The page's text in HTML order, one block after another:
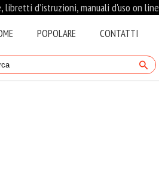
libretti d’istruzioni, manuali d'uso on line
POPOLARE CONTATTI